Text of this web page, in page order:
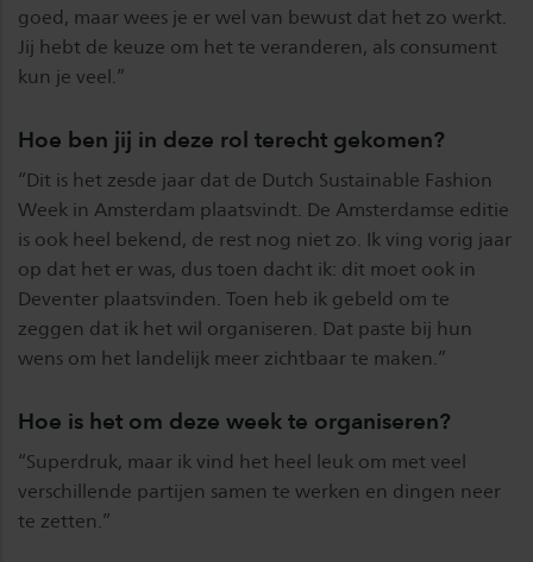
goed, maar wees je er wel van bewust dat het zo werkt.
Jij hebt de keuze om het te veranderen, als consument
kun je veel.”
Hoe ben jij in deze rol terecht gekomen?
“Dit is het zesde jaar dat de Dutch Sustainable Fashion
Week in Amsterdam plaatsvindt. De Amsterdamse editie
is ook heel bekend, de rest nog niet zo. Ik ving vorig jaar
op dat het er was, dus toen dacht ik: dit moet ook in
Deventer plaatsvinden. Toen heb ik gebeld om te
zeggen dat ik het wil organiseren. Dat paste bij hun
wens om het landelijk meer zichtbaar te maken.”
Hoe is het om deze week te organiseren?
“Superdruk, maar ik vind het heel leuk om met veel
verschillende partijen samen te werken en dingen neer
te zetten.”